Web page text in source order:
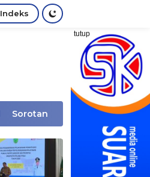
Indeks
tutup
Sorotan